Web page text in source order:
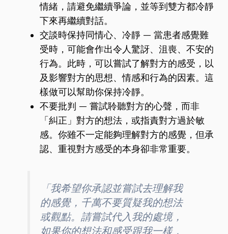
情緒，請避免繼續爭論，並等到雙方都冷靜
下來再繼續對話。
交談時保持同情心、冷靜 — 當患者感覺難
受時，可能會作出令人驚訝、沮喪、不安的
行為。此時，可以嘗試了解對方的感受，以
及影響對方的思想、情感和行為的因素。這
樣做可以幫助你保持冷靜。
不要批判 — 嘗試聆聽對方的心聲，而非
「糾正」對方的想法，或指責對方過於敏
感。你雖不一定能夠理解對方的感覺，但承
認、重視對方感受的本身卻非常重要。
「我希望你承認並嘗試去理解我
的感覺，千萬不要質疑我的想法
或觀點。請嘗試代入我的處境，
如果你的想法和感受跟我一樣，